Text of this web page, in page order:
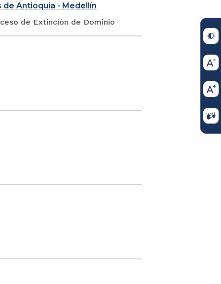
de Antioquia - Medellín
de Extinción de Dominio